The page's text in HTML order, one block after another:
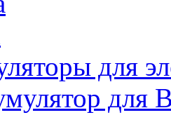
для
для